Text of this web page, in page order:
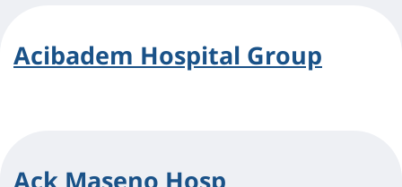
Acibadem Hospital Group
Ack Maseno Hosp